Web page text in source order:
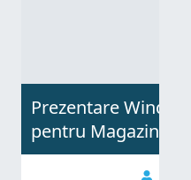
Prezentare
pentru Magazinul